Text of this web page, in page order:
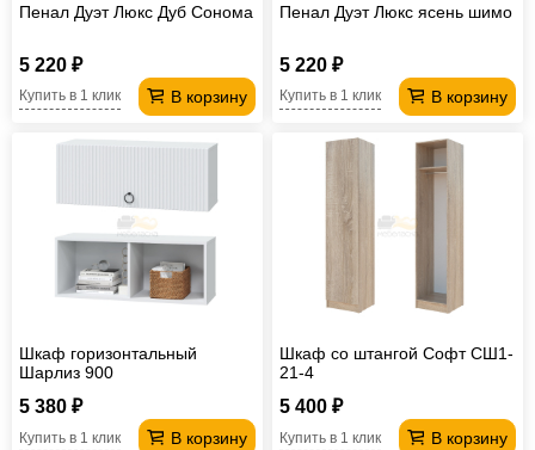
Пенал Дуэт Люкс Дуб Сонома
5 220 ₽
В корзину
Купить в 1 клик
Пенал Дуэт Люкс ясень шимо
5 220 ₽
В корзину
Купить в 1 клик
Шкаф горизонтальный
Шарлиз 900
5 380 ₽
В корзину
Купить в 1 клик
Шкаф со штангой Софт СШ1-
21-4
5 400 ₽
В корзину
Купить в 1 клик